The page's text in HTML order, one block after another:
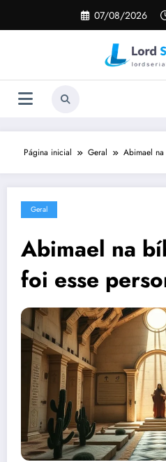
o
07/08/2026
Página inicial Geral Abimael
Geral
Abimael na
foi esse